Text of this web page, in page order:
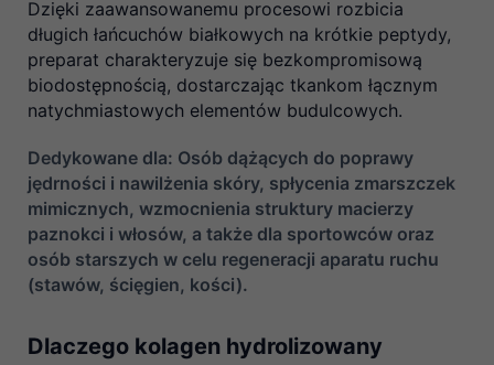
Dzięki zaawansowanemu procesowi rozbicia
długich łańcuchów białkowych na krótkie peptydy,
preparat charakteryzuje się bezkompromisową
biodostępnością, dostarczając tkankom łącznym
natychmiastowych elementów budulcowych.
Dedykowane dla: Osób dążących do poprawy
jędrności i nawilżenia skóry, spłycenia zmarszczek
mimicznych, wzmocnienia struktury macierzy
paznokci i włosów, a także dla sportowców oraz
osób starszych w celu regeneracji aparatu ruchu
(stawów, ścięgien, kości).
Dlaczego kolagen hydrolizowany